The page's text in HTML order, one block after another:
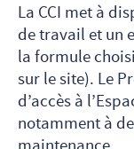
La CCI met à
de travail et un
la formule
sur le site). Le
d’accès à
notamment à